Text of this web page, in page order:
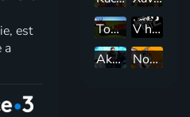
est
a
Tom a Jerry
V hlave 2
Ako si vycvičiť draka 3
Nové dobrodružstvá Toma a Jerryho